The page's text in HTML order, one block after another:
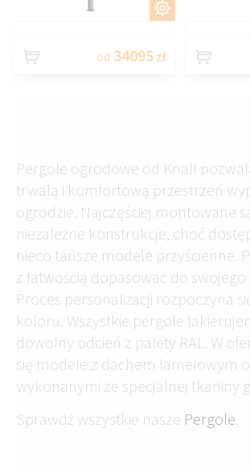
DOSTOSUJ
od 34095 zł
Pergole ogrodowe od Knall
trwałą i komfortową przestrzeń
ogrodzie. Najczęściej montowane
niezależne konstrukcje, choć
nieco tańsze modele przyścienne.
z łatwością dopasować do
Proces personalizacji rozpoczyna
koloru. Wszystkie pergole
dowolny odcień z palety RAL. W
się modele z dachem lamelowym
wykonanymi ze specjalnej tkaniny
Sprawdź wszystkie nasze Pergole.